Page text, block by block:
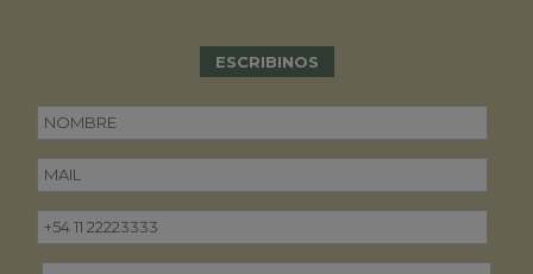
ESCRIBINOS